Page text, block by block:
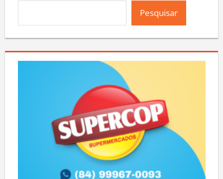
Pesquisar